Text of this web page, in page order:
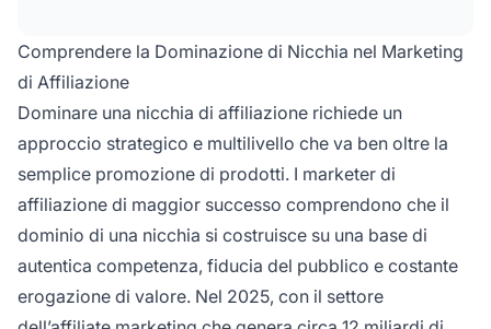
sforzi mantenendo pratiche etiche e la fiducia
del pubblico.
Comprendere la Dominazione di Nicchia nel Marketing
di Affiliazione
Dominare una nicchia di affiliazione richiede un
approccio strategico e multilivello che va ben oltre la
semplice promozione di prodotti. I marketer di
affiliazione di maggior successo comprendono che il
dominio di una nicchia si costruisce su una base di
autentica competenza, fiducia del pubblico e costante
erogazione di valore. Nel 2025, con il settore